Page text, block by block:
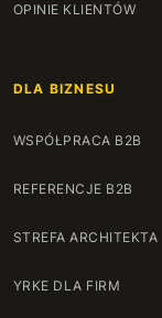
OPINIE KLIENTÓW
DLA BIZNESU
WSPÓŁPRACA B2B
REFERENCJE B2B
STREFA ARCHITEKTA
YRKE DLA FIRM